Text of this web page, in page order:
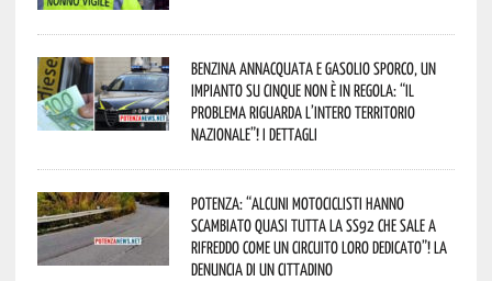
Benzina annacquata e gasolio sporco, un
impianto su cinque non è in regola: “il
problema riguarda l’intero territorio
Nazionale”! I dettagli
Potenza: “alcuni motociclisti hanno
scambiato quasi tutta la SS92 che sale a
Rifreddo come un circuito loro dedicato”! La
denuncia di un cittadino